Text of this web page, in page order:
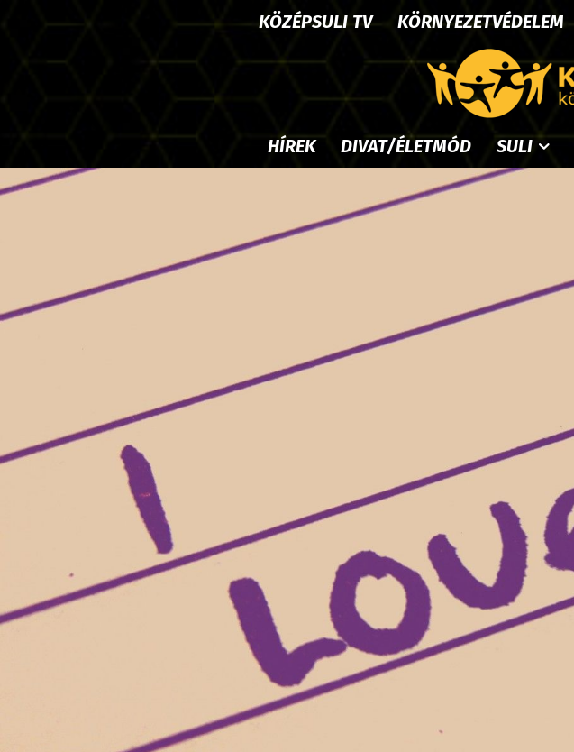
KÖZÉPSULI TV KÖRNYEZETVÉDELEM
HÍREK DIVAT/ÉLETMÓD SULI